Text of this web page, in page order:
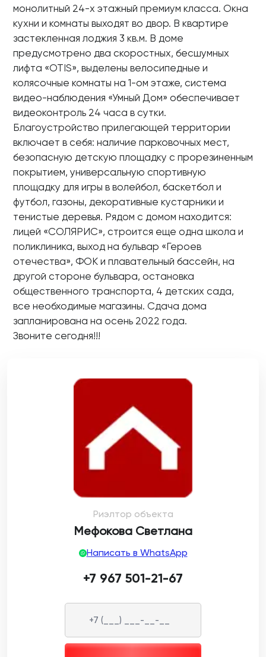
монолитный 24-х этажный премиум класса. Окна
кухни и комнаты выходят во двор. В квартире
застекленная лоджия 3 кв.м. В доме
предусмотрено два скоростных, бесшумных
лифта «OTIS», выделены велосипедные и
колясочные комнаты на 1-ом этаже, система
видео-наблюдения «Умный Дом» обеспечивает
видеоконтроль 24 часа в сутки.
Благоустройство прилегающей территории
включает в себя: наличие парковочных мест,
безопасную детскую площадку с прорезиненным
покрытием, универсальную спортивную
площадку для игры в волейбол, баскетбол и
футбол, газоны, декоративные кустарники и
тенистые деревья. Рядом с домом находится:
лицей «СОЛЯРИС», строится еще одна школа и
поликлиника, выход на бульвар «Героев
отечества», ФОК и плавательный бассейн, на
другой стороне бульвара, остановка
общественного транспорта, 4 детских сада,
все необходимые магазины. Сдача дома
запланирована на осень 2022 года.
Звоните сегодня!!!
Риэлтор объекта
Мефокова Светлана
Написать в WhatsApp
+7 967 501-21-67